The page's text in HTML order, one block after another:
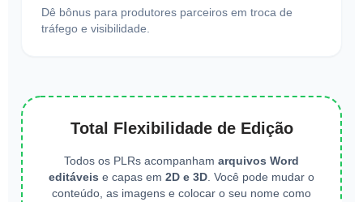
Dê bônus para produtores parceiros em troca de
tráfego e visibilidade.
Total Flexibilidade de Edição
Todos os PLRs acompanham arquivos Word
editáveis e capas em 2D e 3D . Você pode mudar o
conteúdo, as imagens e colocar o seu nome como